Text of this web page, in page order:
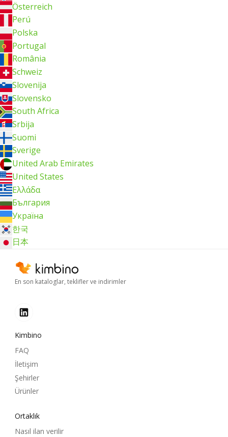
Österreich
Perú
Polska
Portugal
România
Schweiz
Slovenija
Slovensko
South Africa
Srbija
Suomi
Sverige
United Arab Emirates
United States
Ελλάδα
България
Україна
한국
日本
En son kataloglar, teklifler ve indirimler
Kimbino
FAQ
İletişim
Şehirler
Ürünler
Ortaklık
Nasıl ilan verilir